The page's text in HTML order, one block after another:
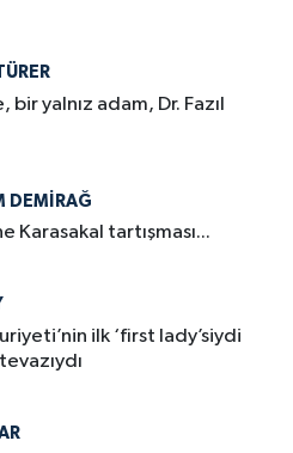
bir yalnız adam, Dr. Fazıl
DEMIRAĞ
Karasakal tartışması...
ilk ‘first lady’siydi